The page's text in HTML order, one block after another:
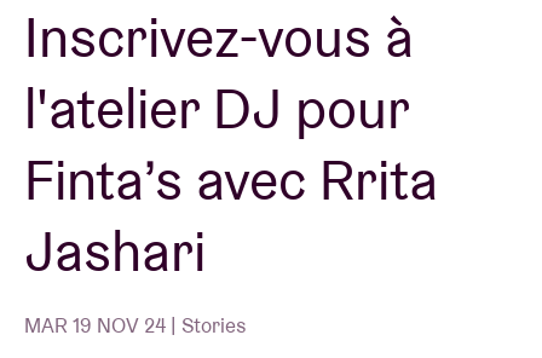
BRDCST
ABtv
Chèque-concert
À propos de l'AB
Contact
Inscrivez-vous à
l'atelier DJ pour
Finta’s avec Rrita
Jashari
MAR 19 NOV 24 | Stories